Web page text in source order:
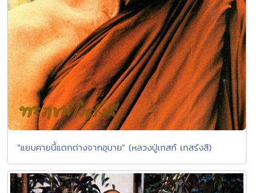
"แยบคายนี้แตกต่างจากอุบาย" (หลวงปู่เทสก์ เทสรังสี)